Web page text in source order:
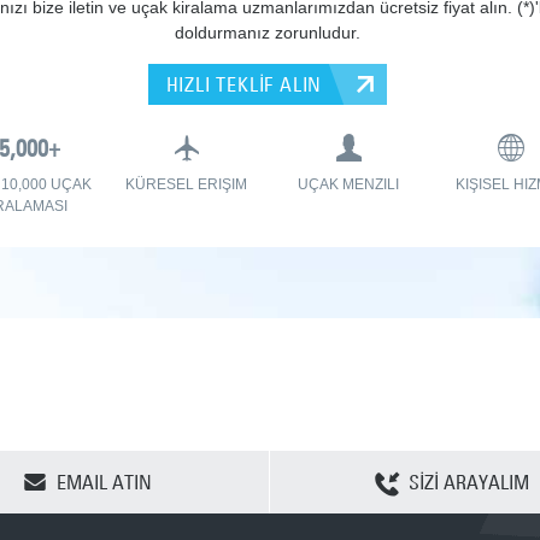
bize iletin ve uçak kiralama uzmanlarımızdan ücretsiz fiyat alın.
doldurmanız zorunludur.
HIZLI TEKLİF ALIN
UÇAK
KÜRESEL ERIŞIM UÇAK MENZILI KIŞISEL
SEÇENEKLERİ TEMİZLE
EMAIL ATIN SİZİ ARAYALIM